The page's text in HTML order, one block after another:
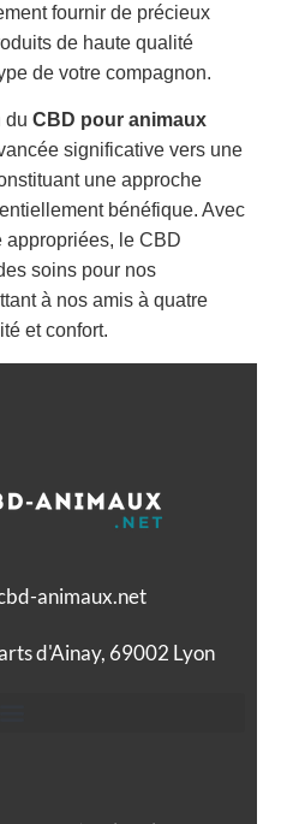
fournir de précieux
de haute qualité
de votre compagnon.
du CBD pour animaux
significative vers une
une approche
bénéfique. Avec
appropriées, le CBD
soins pour nos
à nos amis à quatre
et confort.
animaux.net
d'Ainay, 69002 Lyon